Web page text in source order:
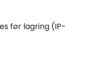
før lagring (IP-